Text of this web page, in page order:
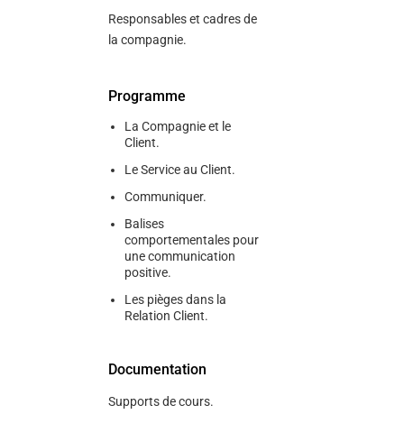
Responsables et cadres de
la compagnie.
Programme
La Compagnie et le
Client.
Le Service au Client.
Communiquer.
Balises
comportementales pour
une communication
positive.
Les pièges dans la
Relation Client.
Documentation
Supports de cours.